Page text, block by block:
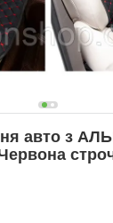
авто з